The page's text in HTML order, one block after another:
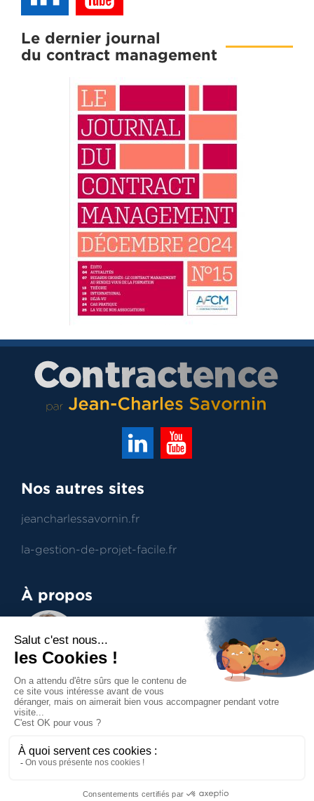
Le dernier journal
du contract management
Nos autres sites
jeancharlessavornin.fr
la-gestion-de-projet-facile.fr
À propos
Jean-Charles Savornin
Dirigeant de projectence
Professionnel du management de projet et du
contract management, aide à la prise de
décisions.
Accueil
Mentions légales
Politique de confidentialité
Politique des cookies
Contact